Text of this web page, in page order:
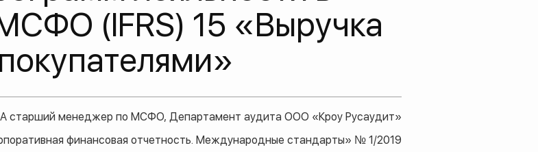
(IFRS) 15 «Выручка
старший менеджер по МСФО, Департамент аудита ООО «Кроу Русаудит»
финансовая отчетность. Международные стандарты» № 1/2019